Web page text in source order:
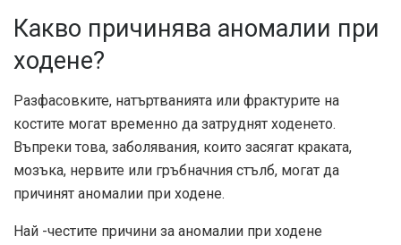
Какво причинява аномалии при
ходене?
Разфасовките, натъртванията или фрактурите на
костите могат временно да затруднят ходенето.
Въпреки това, заболявания, които засягат краката,
мозъка, нервите или гръбначния стълб, могат да
причинят аномалии при ходене.
Най -честите причини за аномалии при ходене